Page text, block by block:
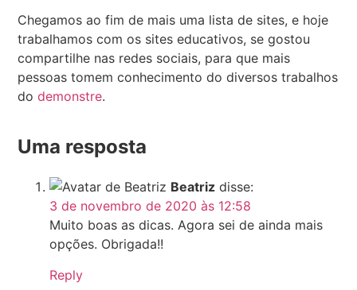
Chegamos ao fim de mais uma lista de sites, e hoje
trabalhamos com os sites educativos, se gostou
compartilhe nas redes sociais, para que mais
pessoas tomem conhecimento do diversos trabalhos
dodemonstre.
Uma resposta
Beatriz disse:
3 de novembro de 2020 às 12:58
Muito boas as dicas. Agora sei de ainda mais
opções. Obrigada!!
Reply